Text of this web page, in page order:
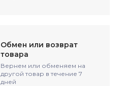
Обмен или возврат
товара
Вернем или обменяем на
другой товар в течение 7
дней